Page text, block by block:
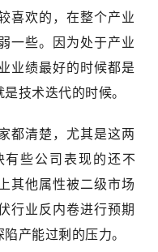
喜欢的，在整个产业
一些。因为处于产业
业绩最好的时候都是
技术迭代的时候。
都清楚，尤其是这两
有些公司表现的还不
其他属性被二级市场
行业反内卷进行预期
产能过剩的压力。